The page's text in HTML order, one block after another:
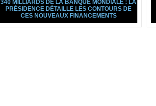
340 MILLIARDS DE LA BANQUE MONDIALE : LA
PRÉSIDENCE DÉTAILLE LES CONTOURS DE
CES NOUVEAUX FINANCEMENTS